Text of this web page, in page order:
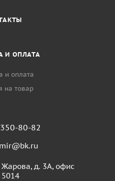
И ОПЛАТА
и оплата
на товар
80-82
Жарова, д. 3А, офис
5014